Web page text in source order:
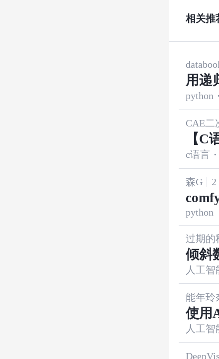
相关推
用递
python ·
CAE二
【C
c语言 ·
森G
法
python
过期的
倾斜
人工智
能年玲
使用
人工智